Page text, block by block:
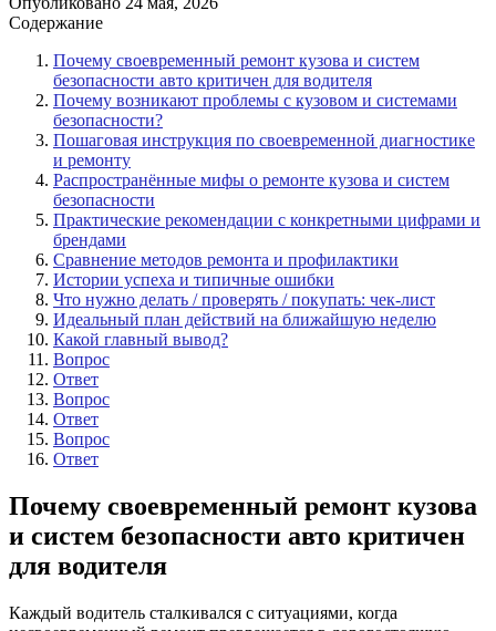
Содержание
Почему своевременный ремонт кузова и систем
безопасности авто критичен для водителя
Почему возникают проблемы с кузовом и системами
безопасности?
Пошаговая инструкция по своевременной диагностике
и ремонту
Распространённые мифы о ремонте кузова и систем
безопасности
Практические рекомендации с конкретными цифрами и
брендами
Сравнение методов ремонта и профилактики
Истории успеха и типичные ошибки
Что нужно делать / проверять / покупать: чек-лист
Идеальный план действий на ближайшую неделю
Какой главный вывод?
Вопрос
Ответ
Вопрос
Ответ
Вопрос
Ответ
Почему своевременный ремонт кузова
и систем безопасности авто критичен
для водителя
Каждый водитель сталкивался с ситуациями, когда